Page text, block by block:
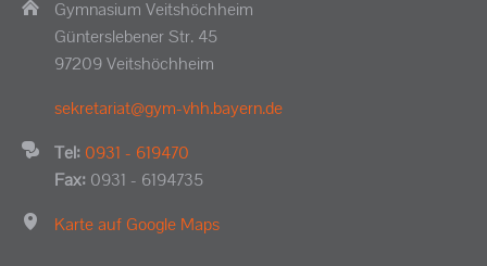
Gymnasium Veitshöchheim
Günterslebener Str. 45
97209 Veitshöchheim
sekretariat@gym-vhh.bayern.de
Tel: 0931 - 619470
Fax: 0931 - 6194735
Karte auf Google Maps